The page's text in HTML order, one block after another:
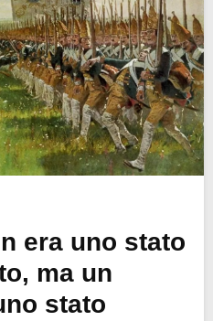
era uno stato
ma un
stato